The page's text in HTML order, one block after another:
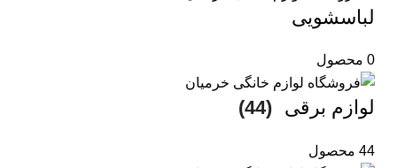
لباسشویی
0 محصول
لوازم برقی (44)
44 محصول